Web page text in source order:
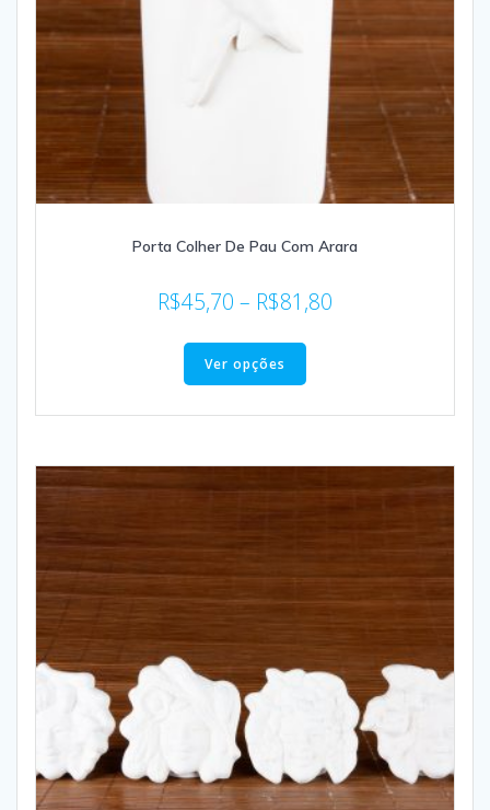
Porta Colher De Pau Com Arara
R$45,70 – R$81,80
Ver opções